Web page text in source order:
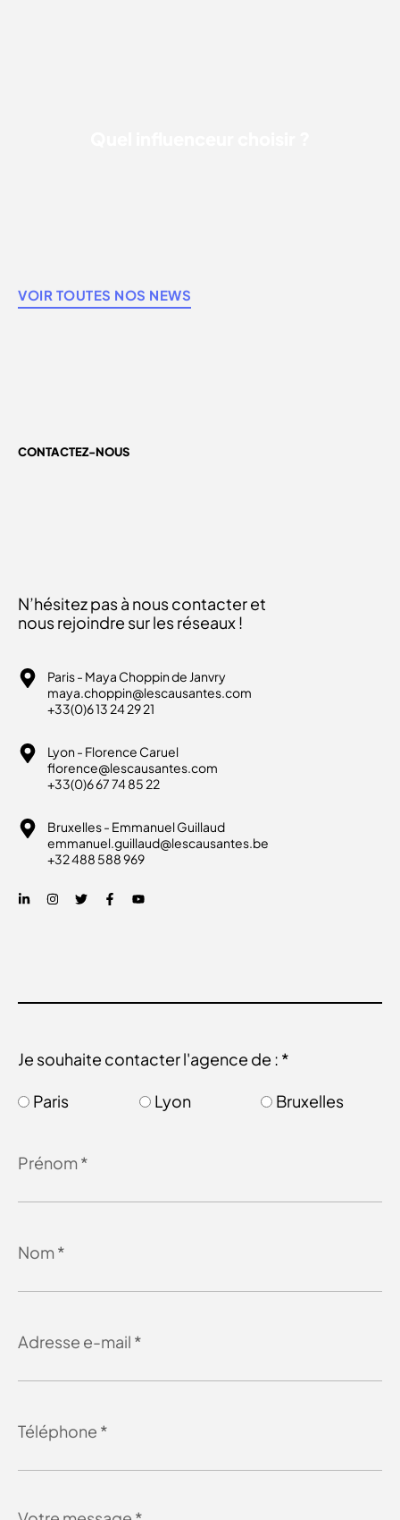
VOIR TOUTES NOS NEWS
CONTACTEZ-NOUS
N’hésitez pas à nous contacter et
nous rejoindre sur les réseaux !
Paris - Maya Choppin de Janvry
maya.choppin@lescausantes.com
+33(0)6 13 24 29 21
Lyon - Florence Caruel
florence@lescausantes.com
+33(0)6 67 74 85 22
Bruxelles - Emmanuel Guillaud
emmanuel.guillaud@lescausantes.be
+32 488 588 969
Je souhaite contacter l'agence de : *
Paris Lyon Bruxelles